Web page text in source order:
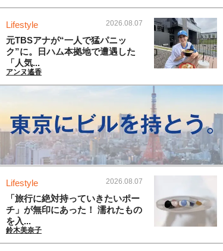
Lifestyle 2026.08.07
元TBSアナが“一人で猛パニッ
ク”に。日ハム本拠地で遭遇した
「人気...
アンヌ遙香
Lifestyle 2026.08.07
「旅行に絶対持っていきたいポー
チ」が無印にあった！ 濡れたもの
を入...
鈴木美奈子